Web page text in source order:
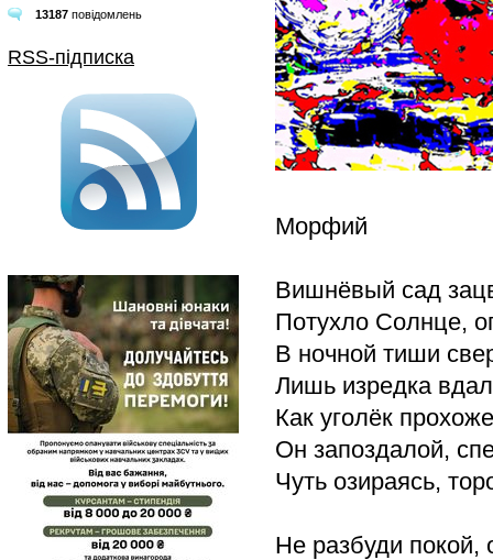
Морфий
Вишнёвый сад
Потухло Солнце,
В ночной тиши
Лишь изредка
Как уголёк
Он запоздалой,
Чуть озираясь,
Не разбуди покой,
13187 повідомлень
RSS-підписка